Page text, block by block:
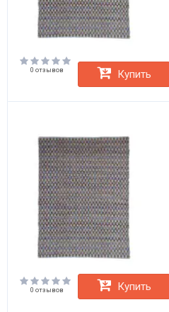
0 отзывов Купить
0 отзывов Купить